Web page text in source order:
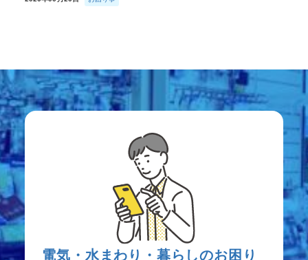
電気・水まわり・暮らしのお困り